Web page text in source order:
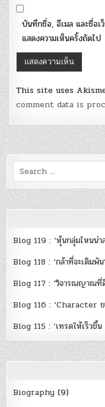
บันทึกชื่อ, อีเมล และชื่อเ
แสดงความเห็นครั้งถัดไป
This site uses
comment data is
Search
for:
Blog 119 : ‘หุ้นกลุ่มไหนน่า
Blog 118 : ‘กล้าที่จะเดิมพัน’
Blog 117 : ‘วิจารณญาณที่
Blog 116 : ‘Character ข
Blog 115 : ‘เทรดให้เร็วขึ้น
Biography (9)